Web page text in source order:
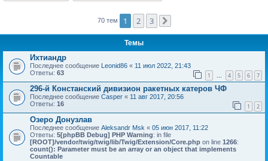
70 тем 1 2 3
Темы
Ихтиандр
Последнее сообщение Leonid86 « 11 июл 2022, 21:43
Ответы: 63 1 … 4 5 6 7
296-й Констанский дивизион ракетных катеров ЧФ
Последнее сообщение Casper « 11 авг 2017, 20:56
Ответы: 16 1 2
Озеро Донузлав
Последнее сообщение Aleksandr Msk « 05 июн 2017, 11:22
Ответы: 5[phpBB Debug] PHP Warning: in file
[ROOT]/vendor/twig/twig/lib/Twig/Extension/Core.php on line 1266:
count(): Parameter must be an array or an object that implements
Countable